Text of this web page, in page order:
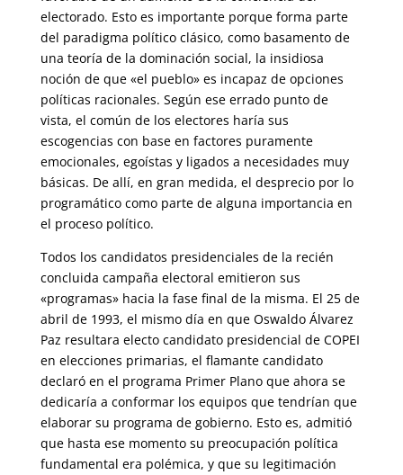
electorado. Esto es importante porque forma parte
del paradigma político clásico, como basamento de
una teoría de la dominación social, la insidiosa
noción de que «el pueblo» es incapaz de opciones
políticas racionales. Según ese errado punto de
vista, el común de los electores haría sus
escogencias con base en factores puramente
emocionales, egoístas y ligados a necesidades muy
básicas. De allí, en gran medida, el desprecio por lo
programático como parte de alguna importancia en
el proceso político.
Todos los candidatos presidenciales de la recién
concluida campaña electoral emitieron sus
«programas» hacia la fase final de la misma. El 25 de
abril de 1993, el mismo día en que Oswaldo Álvarez
Paz resultara electo candidato presidencial de COPEI
en elecciones primarias, el flamante candidato
declaró en el programa Primer Plano que ahora se
dedicaría a conformar los equipos que tendrían que
elaborar su programa de gobierno. Esto es, admitió
que hasta ese momento su preocupación política
fundamental era polémica, y que su legitimación